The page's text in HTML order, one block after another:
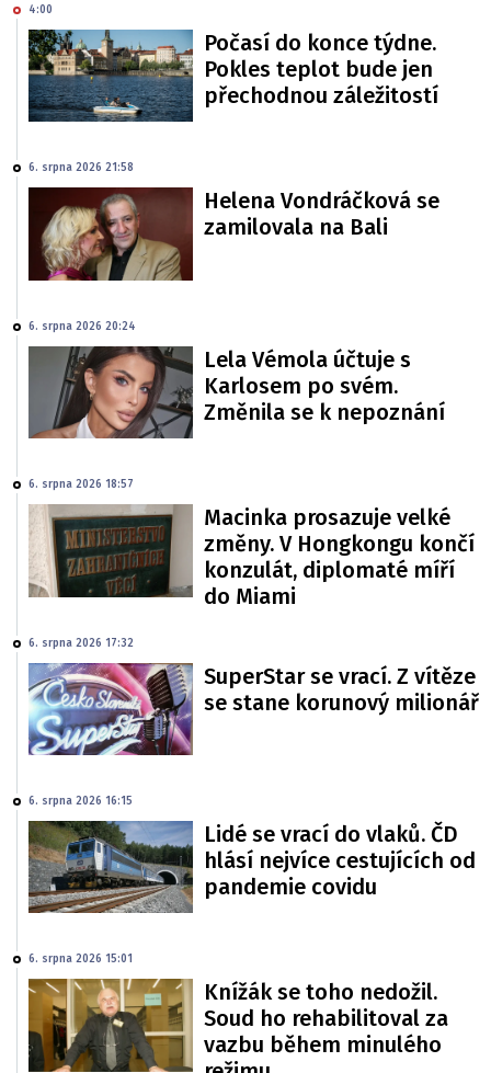
4:00
Počasí do konce týdne.
Pokles teplot bude jen
přechodnou záležitostí
6. srpna 2026 21:58
Helena Vondráčková se
zamilovala na Bali
6. srpna 2026 20:24
Lela Vémola účtuje s
Karlosem po svém.
Změnila se k nepoznání
6. srpna 2026 18:57
Macinka prosazuje velké
změny. V Hongkongu končí
konzulát, diplomaté míří
do Miami
6. srpna 2026 17:32
SuperStar se vrací. Z vítěze
se stane korunový milionář
6. srpna 2026 16:15
Lidé se vrací do vlaků. ČD
hlásí nejvíce cestujících od
pandemie covidu
6. srpna 2026 15:01
Knížák se toho nedožil.
Soud ho rehabilitoval za
vazbu během minulého